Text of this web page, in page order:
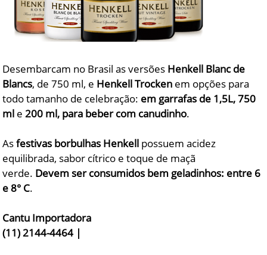
Desembarcam no Brasil as versões Henkell Blanc de
Blancs, de 750 ml, e Henkell Trocken em opções para
todo tamanho de celebração: em garrafas de 1,5L, 750
ml e200 ml, para beber com canudinho.
Asfestivas borbulhas Henkell possuem acidez
equilibrada, sabor cítrico e toque de maçã
verde. Devem ser consumidos bem geladinhos: entre 6
e 8° C.
Cantu Importadora
(11) 2144-4464 |